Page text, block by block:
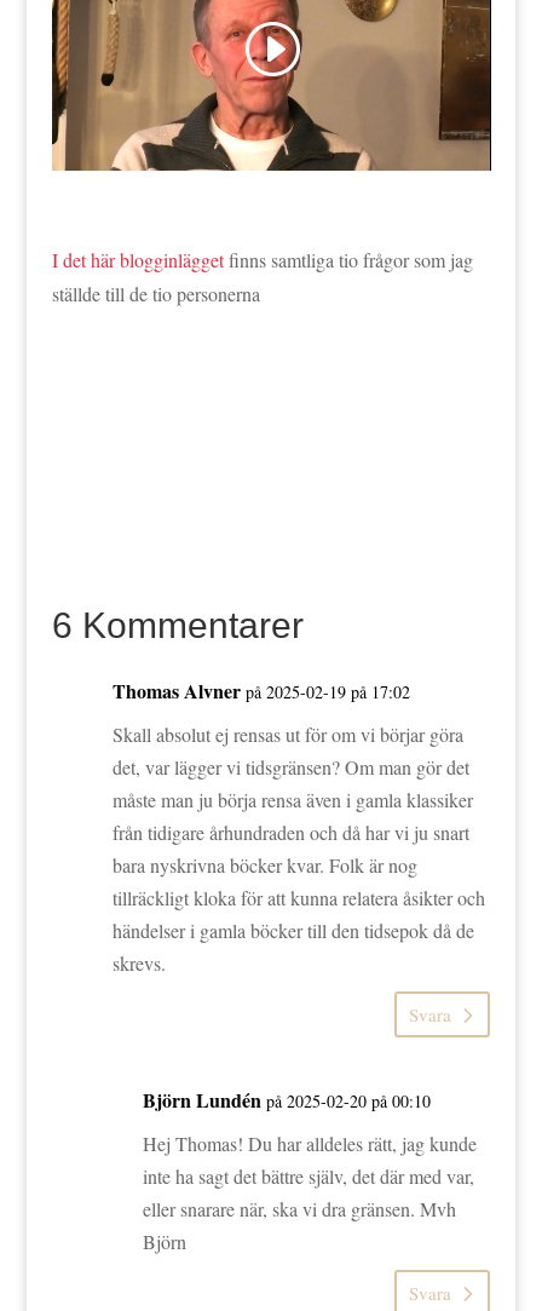
I det här blogginläggetfinns samtliga tio frågor som jag
ställde till de tio personerna
6 Kommentarer
Thomas Alvner på 2025-02-19 på 17:02
Skall absolut ej rensas ut för om vi börjar göra
det, var lägger vi tidsgränsen? Om man gör det
måste man ju börja rensa även i gamla klassiker
från tidigare århundraden och då har vi ju snart
bara nyskrivna böcker kvar. Folk är nog
tillräckligt kloka för att kunna relatera åsikter och
händelser i gamla böcker till den tidsepok då de
skrevs.
Svara
Björn Lundén på 2025-02-20 på 00:10
Hej Thomas! Du har alldeles rätt, jag kunde
inte ha sagt det bättre själv, det där med var,
eller snarare när, ska vi dra gränsen. Mvh
Björn
Svara